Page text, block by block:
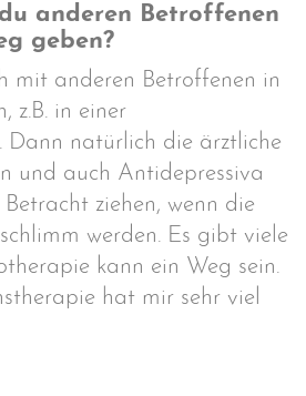
anderen Betroffenen
geben?
mit anderen Betroffenen in
z.B. in einer
Dann natürlich die ärztliche
und auch Antidepressiva
ziehen, wenn die
werden. Es gibt viele
kann ein Weg sein.
hat mir sehr viel